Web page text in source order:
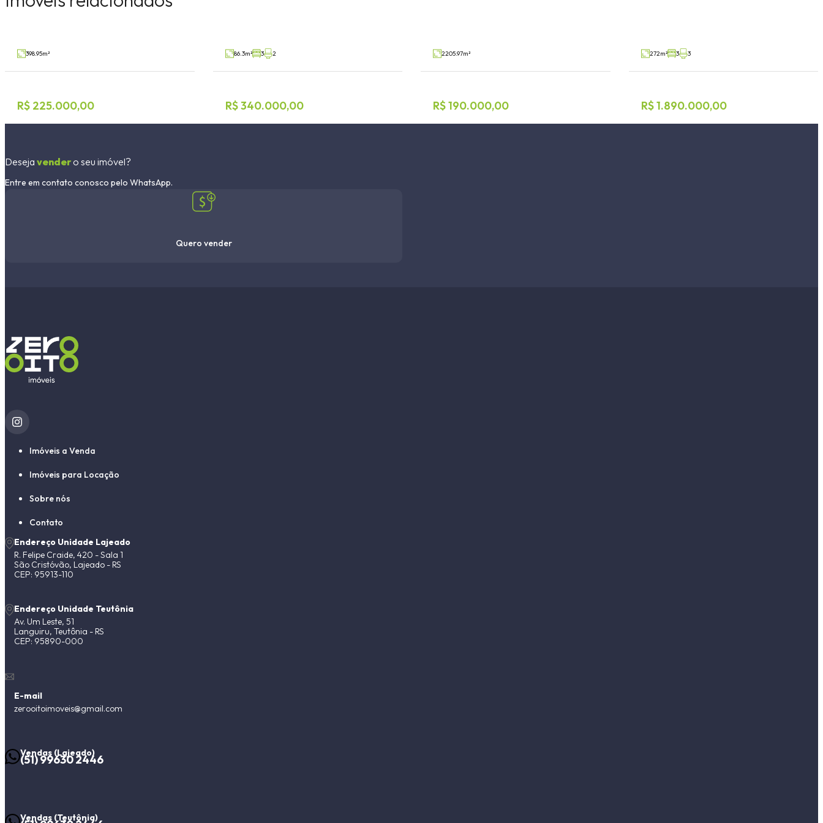
Centro Administrativo, Teutônia
398.95m²
R$ 225.000,00
86.3m² 3 2
R$ 340.000,00
2205.97m²
R$ 190.000,00
272m² 3 3
R$ 1.890.000,00
Deseja vendero seu imóvel?
Entre em contato conosco pelo WhatsApp.
Quero vender
Imóveis a Venda
Imóveis para Locação
Sobre nós
Contato
Endereço Unidade Lajeado
R. Felipe Craide, 420 - Sala 1
São Cristóvão, Lajeado - RS
CEP: 95913-110
Endereço Unidade Teutônia
Av. Um Leste, 51
Languiru, Teutônia - RS
CEP: 95890-000
E-mail
zerooitoimoveis@gmail.com
Vendas (Lajeado)
(51) 99630 2446
Vendas (Teutônia)